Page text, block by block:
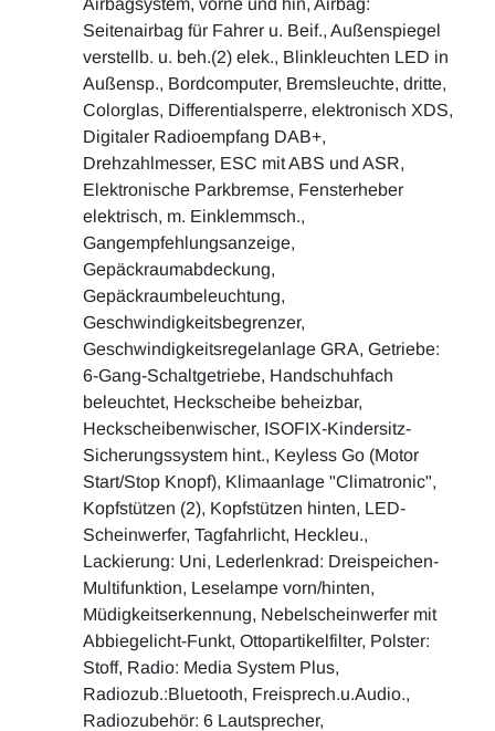
Airbagsystem, vorne und hin, Airbag:
Seitenairbag für Fahrer u. Beif., Außenspiegel
verstellb. u. beh.(2) elek., Blinkleuchten LED in
Außensp., Bordcomputer, Bremsleuchte, dritte,
Colorglas, Differentialsperre, elektronisch XDS,
Digitaler Radioempfang DAB+,
Drehzahlmesser, ESC mit ABS und ASR,
Elektronische Parkbremse, Fensterheber
elektrisch, m. Einklemmsch.,
Gangempfehlungsanzeige,
Gepäckraumabdeckung,
Gepäckraumbeleuchtung,
Geschwindigkeitsbegrenzer,
Geschwindigkeitsregelanlage GRA, Getriebe:
6-Gang-Schaltgetriebe, Handschuhfach
beleuchtet, Heckscheibe beheizbar,
Heckscheibenwischer, ISOFIX-Kindersitz-
Sicherungssystem hint., Keyless Go (Motor
Start/Stop Knopf), Klimaanlage "Climatronic",
Kopfstützen (2), Kopfstützen hinten, LED-
Scheinwerfer, Tagfahrlicht, Heckleu.,
Lackierung: Uni, Lederlenkrad: Dreispeichen-
Multifunktion, Leselampe vorn/hinten,
Müdigkeitserkennung, Nebelscheinwerfer mit
Abbiegelicht-Funkt, Ottopartikelfilter, Polster:
Stoff, Radio: Media System Plus,
Radiozub.:Bluetooth, Freisprech.u.Audio.,
Radiozubehör: 6 Lautsprecher,